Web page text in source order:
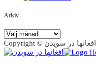
Arkiv
Arkiv